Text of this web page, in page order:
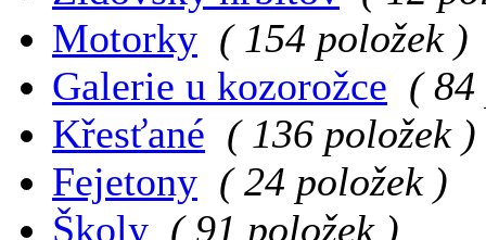
Motorky ( 154 položek )
Galerie u kozorožce ( 84
Křesťané ( 136 položek )
Fejetony ( 24 položek )
Školy ( 91 položek )